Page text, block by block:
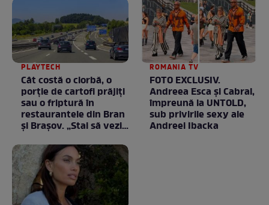
PLAYTECH
Cât costă o ciorbă, o
porţie de cartofi prăjiţi
sau o friptură în
restaurantele din Bran
şi Braşov. „Stai să vezi
ROMANIA TV
FOTO EXCLUSIV.
Andreea Esca şi Cabral,
împreună la UNTOLD,
sub privirile sexy ale
Andreei Ibacka